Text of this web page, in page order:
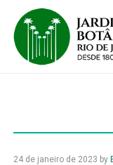
24 de janeiro de 2023 by